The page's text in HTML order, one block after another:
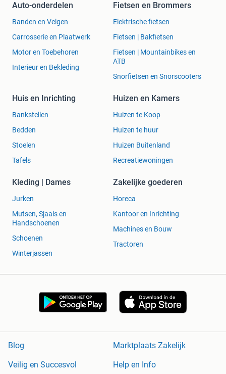
Eenvoudige Installatie en Voeding
De installatie van de Formuler Z Mini TV Stick is simpel.
Sluit de stick aan op de HDMI-poort van je tv, voorzie hem
van stroom met de meegeleverde USB-C 5V 1.5A-kabel en
Het gestroomlijnde ontwerp en de gebruiksvriendelijke
van alle niveaus.
Formuler Z Mini TV Stick
HDMI Kabel
Handleiding
USB-C Voeding
[/vc_column_text][vc_single_image image="81737"
img_size="full"][/vc_column][/vc_row]
Geen woning zonder een mediaspeler van Mediakoning!
WIJ VERSTUREN OOK OP!
verzonden.
Auto-onderdelen
Banden en Velgen
Carrosserie en Plaatwerk
Motor en Toebehoren
Interieur en Bekleding
Fietsen en Brommers
Elektrische fietsen
Fietsen | Bakfietsen
Fietsen | Mountainbikes en
ATB
Snorfietsen en Snorscooters
Huis en Inrichting
Bankstellen
Bedden
Stoelen
Tafels
Huizen en Kamers
Huizen te Koop
Huizen te huur
Huizen Buitenland
Recreatiewoningen
Kleding | Dames
Jurken
Mutsen, Sjaals en
Handschoenen
Schoenen
Winterjassen
Zakelijke goederen
Horeca
Kantoor en Inrichting
Machines en Bouw
Tractoren
Blog
Marktplaats Zakelijk
Veilig en Succesvol
Help en Info